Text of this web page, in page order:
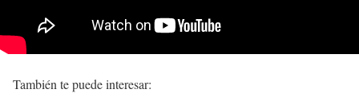
También te puede interesar: